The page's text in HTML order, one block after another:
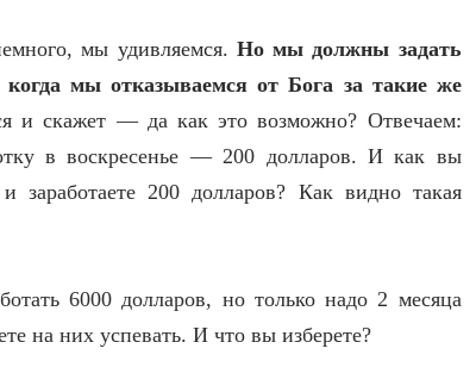
мы удивляемся. Но мы должны задать
мы отказываемся от Бога за такие же
и скажет — да как это возможно? Отвечаем:
в воскресенье — 200 долларов. И как вы
200 долларов? Как видно такая
6000 долларов, но только надо 2 месяца
на них успевать. И что вы изберете?